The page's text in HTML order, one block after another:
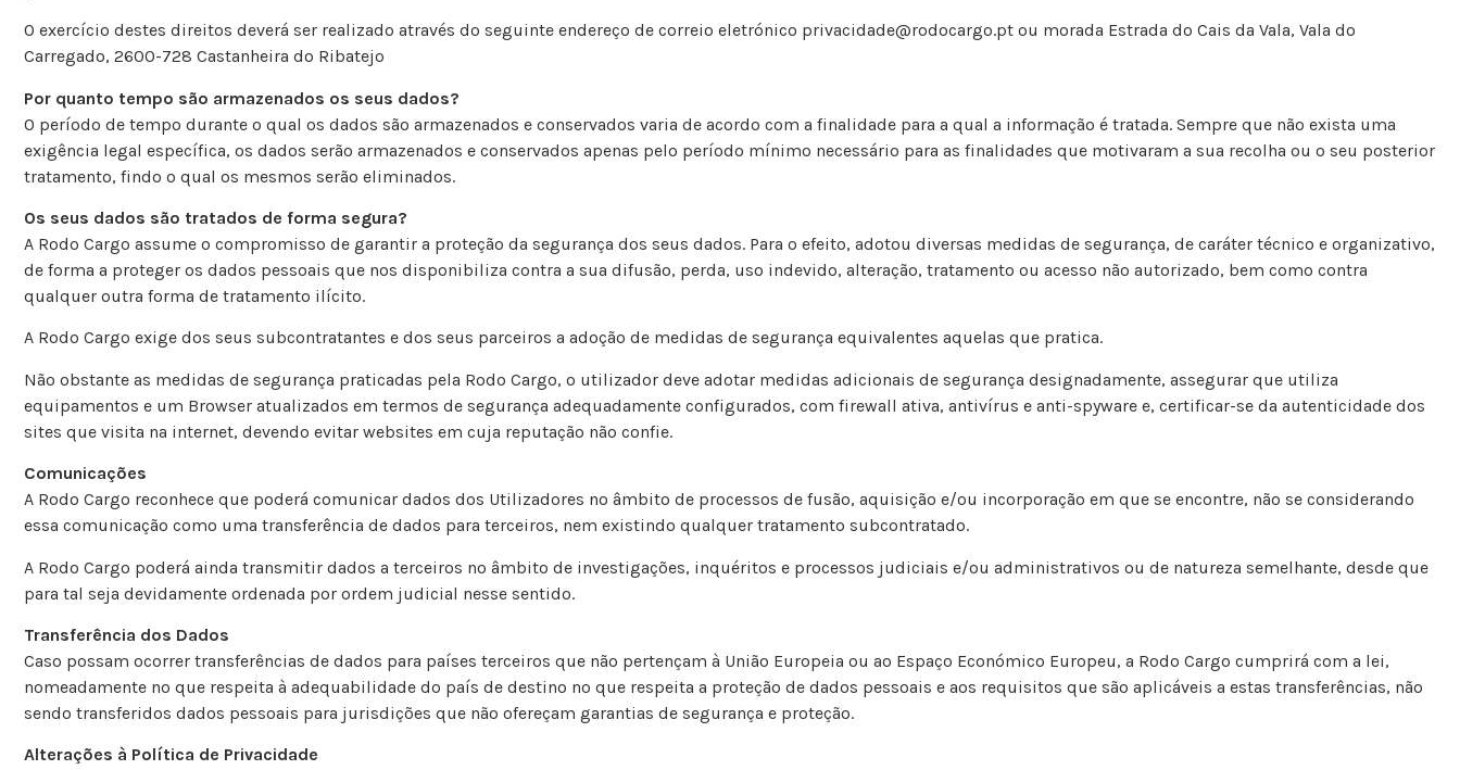
O exercício destes direitos deverá ser realizado através do seguinte endereço de correio eletrónico privacidade@rodocargo.pt ou morada Estrada do Cais da Vala, Vala do
Carregado, 2600-728 Castanheira do Ribatejo
Por quanto tempo são armazenados os seus dados?
O período de tempo durante o qual os dados são armazenados e conservados varia de acordo com a finalidade para a qual a informação é tratada. Sempre que não exista uma
exigência legal específica, os dados serão armazenados e conservados apenas pelo período mínimo necessário para as finalidades que motivaram a sua recolha ou o seu posterior
tratamento, findo o qual os mesmos serão eliminados.
Os seus dados são tratados de forma segura?
A Rodo Cargo assume o compromisso de garantir a proteção da segurança dos seus dados. Para o efeito, adotou diversas medidas de segurança, de caráter técnico e organizativo,
de forma a proteger os dados pessoais que nos disponibiliza contra a sua difusão, perda, uso indevido, alteração, tratamento ou acesso não autorizado, bem como contra
qualquer outra forma de tratamento ilícito.
A Rodo Cargo exige dos seus subcontratantes e dos seus parceiros a adoção de medidas de segurança equivalentes aquelas que pratica.
Não obstante as medidas de segurança praticadas pela Rodo Cargo, o utilizador deve adotar medidas adicionais de segurança designadamente, assegurar que utiliza
equipamentos e um Browser atualizados em termos de segurança adequadamente configurados, com firewall ativa, antivírus e anti-spyware e, certificar-se da autenticidade dos
sites que visita na internet, devendo evitar websites em cuja reputação não confie.
Comunicações
A Rodo Cargo reconhece que poderá comunicar dados dos Utilizadores no âmbito de processos de fusão, aquisição e/ou incorporação em que se encontre, não se considerando
essa comunicação como uma transferência de dados para terceiros, nem existindo qualquer tratamento subcontratado.
A Rodo Cargo poderá ainda transmitir dados a terceiros no âmbito de investigações, inquéritos e processos judiciais e/ou administrativos ou de natureza semelhante, desde que
para tal seja devidamente ordenada por ordem judicial nesse sentido.
Transferência dos Dados
Caso possam ocorrer transferências de dados para países terceiros que não pertençam à União Europeia ou ao Espaço Económico Europeu, a Rodo Cargo cumprirá com a lei,
nomeadamente no que respeita à adequabilidade do país de destino no que respeita a proteção de dados pessoais e aos requisitos que são aplicáveis a estas transferências, não
sendo transferidos dados pessoais para jurisdições que não ofereçam garantias de segurança e proteção.
Alterações à Política de Privacidade